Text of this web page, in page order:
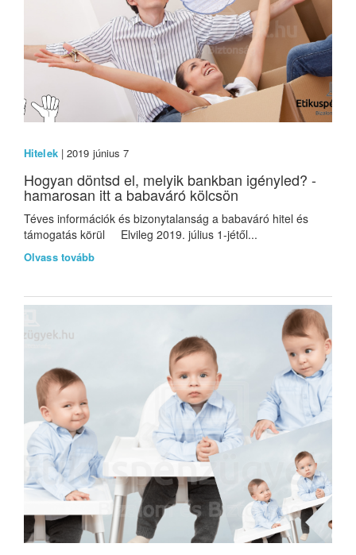
Hitelek| 2019 június 7
Hogyan döntsd el, melyik bankban igényled? -
hamarosan itt a babaváró kölcsön
Téves információk és bizonytalanság a babaváró hitel és
támogatás körül Elvileg 2019. július 1-jétől...
Olvass tovább